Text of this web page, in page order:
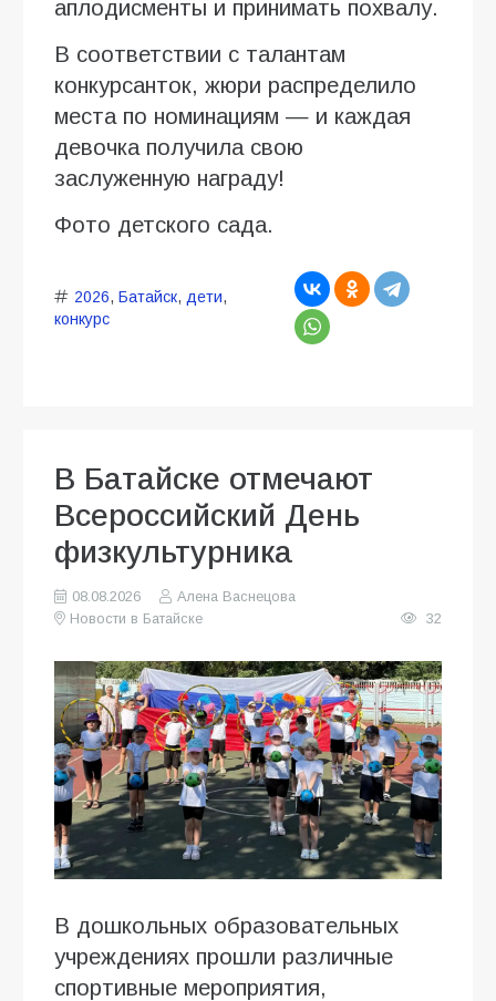
аплодисменты и принимать похвалу.
В соответствии с талантам
конкурсанток, жюри распределило
места по номинациям — и каждая
девочка получила свою
заслуженную награду!
Фото детского сада.
2026, Батайск, дети,
конкурс
В Батайске отмечают
Всероссийский День
физкультурника
08.08.2026
Алена Васнецова
Новости в Батайске
32
В дошкольных образовательных
учреждениях прошли различные
спортивные мероприятия,